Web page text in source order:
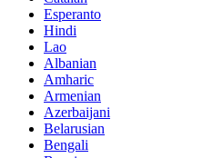
Esperanto
Hindi
Lao
Albanian
Amharic
Armenian
Azerbaijani
Belarusian
Bengali